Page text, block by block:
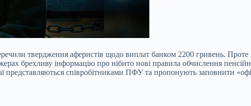
твердження аферистів щодо виплат банком 2200 гривень.
брехливу інформацію про нібито нові правила обчислення
представляються співробітниками ПФУ та пропонують заповнити